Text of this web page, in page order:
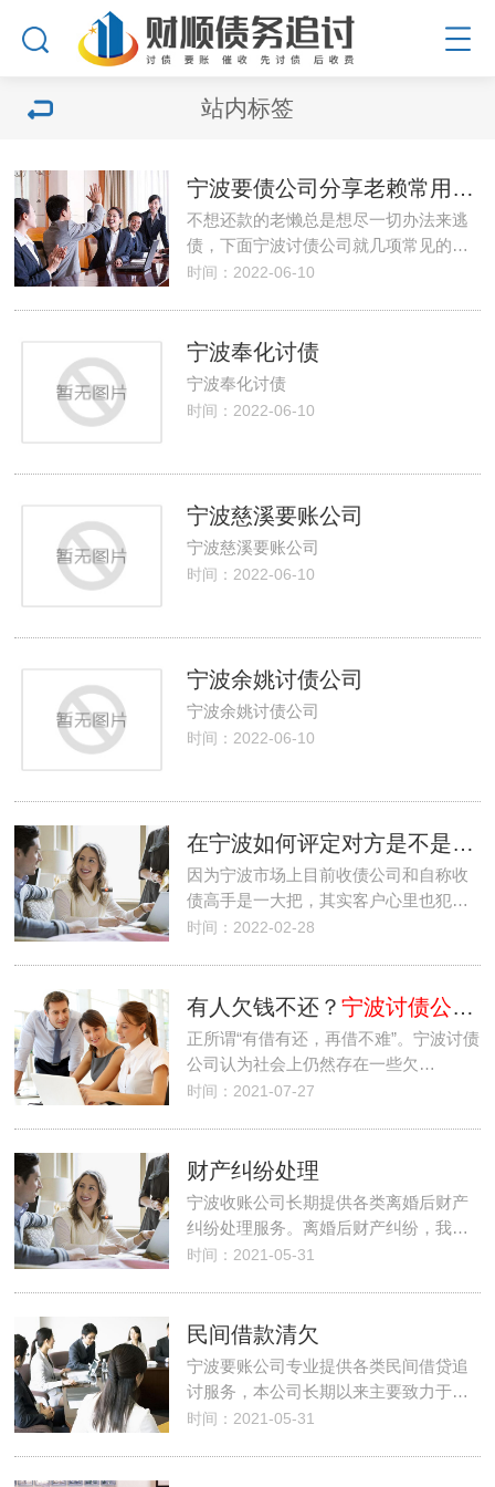
站内标签
宁波要债公司分享老赖常用的招数
不想还款的老懒总是想尽一切办法来逃
债，下面宁波讨债公司就几项常见的…
时间：2022-06-10
宁波奉化讨债
宁波奉化讨债
时间：2022-06-10
宁波慈溪要账公司
宁波慈溪要账公司
时间：2022-06-10
宁波余姚讨债公司
宁波余姚讨债公司
时间：2022-06-10
在宁波如何评定对方是不是专业收债公司
因为宁波市场上目前收债公司和自称收
债高手是一大把，其实客户心里也犯…
时间：2022-02-28
有人欠钱不还？ 宁波讨债公司
正所谓“有借有还，再借不难”。宁波讨债
公司认为社会上仍然存在一些欠…
时间：2021-07-27
财产纠纷处理
宁波收账公司长期提供各类离婚后财产
纠纷处理服务。离婚后财产纠纷，我…
时间：2021-05-31
民间借款清欠
宁波要账公司专业提供各类民间借贷追
讨服务，本公司长期以来主要致力于…
时间：2021-05-31